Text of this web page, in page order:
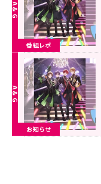
番組レポ
お知らせ